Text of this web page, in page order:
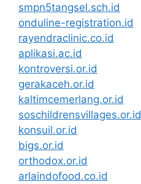
smpn5tangsel.sch.id
onduline-registration.id
rayendraclinic.co.id
aplikasi.ac.id
kontroversi.or.id
gerakaceh.or.id
kaltimcemerlang.or.id
soschildrensvillages.or.id
konsuil.or.id
bigs.or.id
orthodox.or.id
arlaindofood.co.id